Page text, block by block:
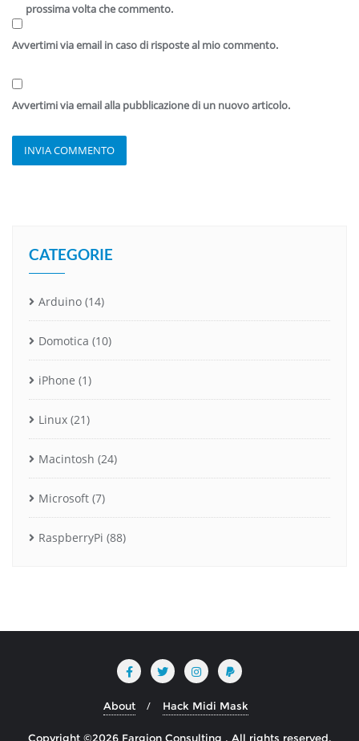
prossima volta che commento.
Avvertimi via email in caso di risposte al mio commento.
Avvertimi via email alla pubblicazione di un nuovo articolo.
CATEGORIE
Arduino (14)
Domotica (10)
iPhone (1)
Linux (21)
Macintosh (24)
Microsoft (7)
RaspberryPi (88)
About Hack Midi Mask
Copyright ©2026 Fargion Consulting . All rights reserved.